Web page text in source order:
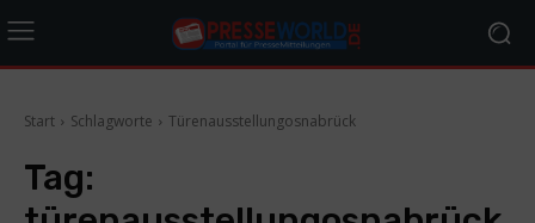
Start Schlagworte Türenausstellungosnabrück
Tag: